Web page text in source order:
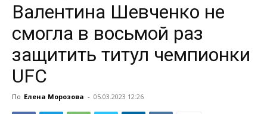
Валентина Шевченко не
смогла в восьмой раз
защитить титул чемпионки
UFC
По Елена Морозова - 05.03.2023 12:26